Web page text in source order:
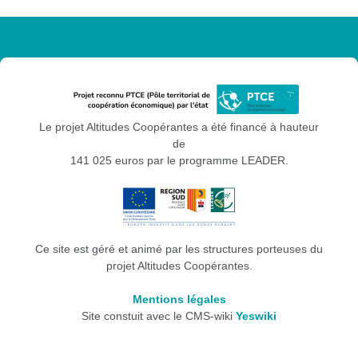
Le projet Altitudes Coopérantes a été financé à hauteur
de
141 025 euros par le programme LEADER.
Ce site est géré et animé par les structures porteuses du
projet Altitudes Coopérantes.
Mentions légales
Site constuit avec le CMS-wiki Yeswiki